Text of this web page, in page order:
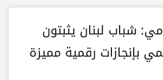
شباب لبنان يثبتون
بإنجازات رقمية مميزة